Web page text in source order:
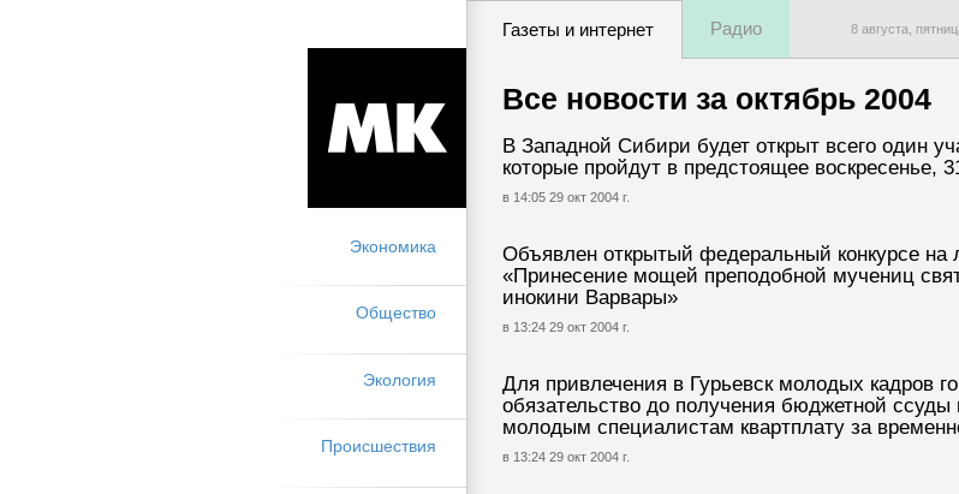
Экономика
Общество
Экология
Происшествия
Газеты и интернет Радио 8 августа,
Все новости за октябрь 2004
В Западной Сибири будет открыт всего один
которые пройдут в предстоящее воскресенье,
в 14:05 29 окт 2004 г.
Объявлен открытый федеральный конкурсе
«Принесение мощей преподобной мучениц
инокини Варвары»
в 13:24 29 окт 2004 г.
Для привлечения в Гурьевск молодых кадров
обязательство до получения бюджетной
молодым специалистам квартплату за
в 13:24 29 окт 2004 г.